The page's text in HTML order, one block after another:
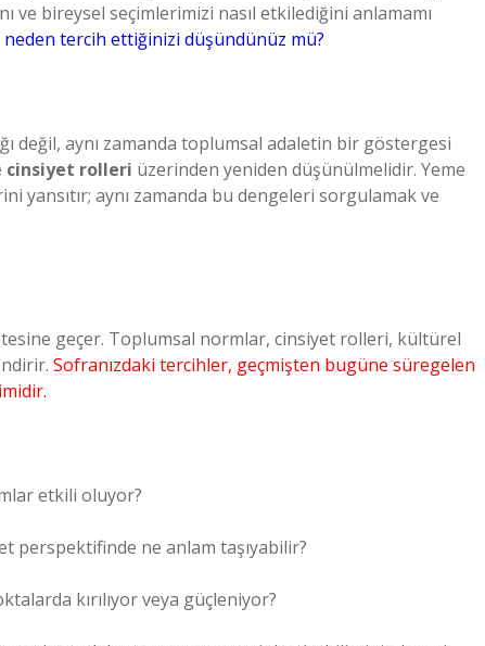
ve bireysel seçimlerimizi nasıl etkilediğini anlamamı
neden tercih ettiğinizi düşündünüz mü?
değil, aynı zamanda toplumsal adaletin bir göstergesi
cinsiyet rolleri üzerinden yeniden düşünülmelidir. Yeme
yansıtır; aynı zamanda bu dengeleri sorgulamak ve
geçer. Toplumsal normlar, cinsiyet rolleri, kültürel
Sofranızdaki tercihler, geçmişten bugüne süregelen
etkili oluyor?
perspektifinde ne anlam taşıyabilir?
kırılıyor veya güçleniyor?